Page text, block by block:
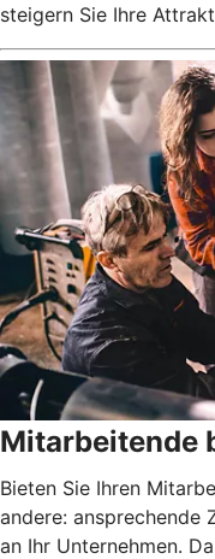
steigern Sie Ihre
Mitarbeitende
Bieten Sie Ihren
andere: ansprechende
an Ihr Unternehmen.